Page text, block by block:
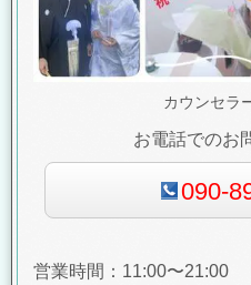
カウンセ
お電話でのお
090-
営業時間：11:00〜21:00